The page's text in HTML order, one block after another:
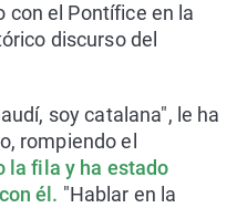
el Pontífice en la
discurso del
soy catalana", le ha
rompiendo el
la fila y ha estado
él. "Hablar en la